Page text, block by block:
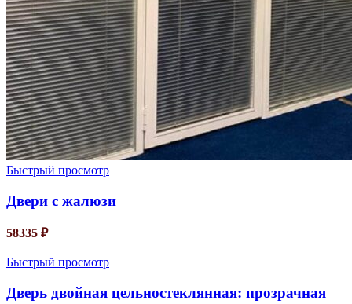
Быстрый просмотр
Двери с жалюзи
58335 ₽
Быстрый просмотр
Дверь двойная цельностеклянная: прозрачная